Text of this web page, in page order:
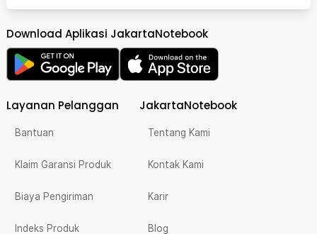
Download Aplikasi JakartaNotebook
Layanan Pelanggan
Bantuan
Klaim Garansi Produk
Biaya Pengiriman
Indeks Produk
JakartaNotebook
Tentang Kami
Kontak Kami
Karir
Blog